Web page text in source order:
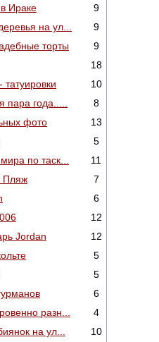
Ираке
9
на ул...
9
торты
9
18
10
пара года.....
8
фото
13
5
по таск...
11
Пляж
7
6
12
Jordan
12
5
5
6
разн...
4
на ул...
10